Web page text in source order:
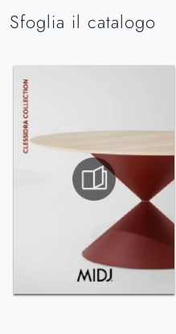
Sfoglia il catalogo